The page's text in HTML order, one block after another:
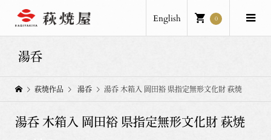
English 0
湯呑
萩焼作品 湯呑 湯呑 木箱入 岡田裕 県指定無形文化財 萩焼
湯呑 木箱入 岡田裕 県指定無形文化財 萩焼